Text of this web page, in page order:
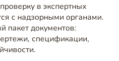
в экспертных
с надзорными органами.
пакет документов:
спецификации,